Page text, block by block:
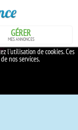
l'utilisation de cookies. Ces
nos services.
GÉRER
MES ANNONCES